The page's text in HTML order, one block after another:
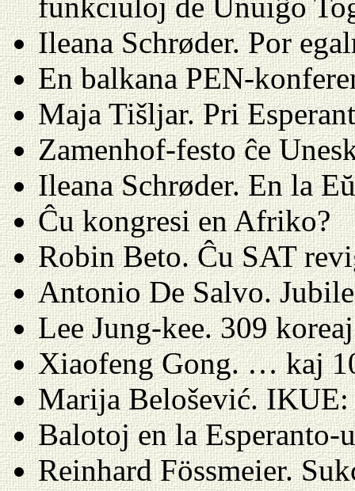
funkciuloj de Unuiĝo
Ileana Schrøder. Por
En balkana PEN-
Maja Tišljar. Pri
Zamenhof-festo ĉe
Ileana Schrøder. En la
Ĉu kongresi en Afriko?
Robin Beto. Ĉu SAT
Antonio De Salvo.
Lee Jung-kee. 309
Xiaofeng Gong. … kaj
Marija Belošević.
Balotoj en la Esperanto-
Reinhard Fössmeier.